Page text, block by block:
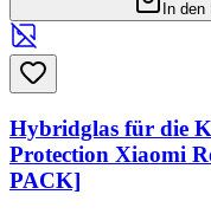
In den
Hybridglas für die
Protection Xiaomi
PACK]